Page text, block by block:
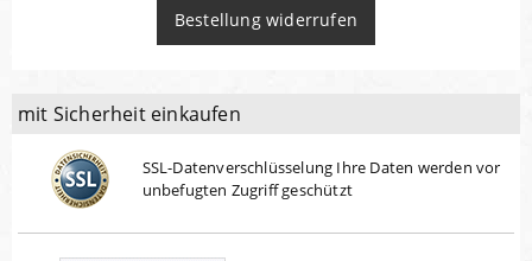
Bestellung widerrufen
mit Sicherheit einkaufen
SSL-Datenverschlüsselung Ihre Daten werden vor
unbefugten Zugriff geschützt